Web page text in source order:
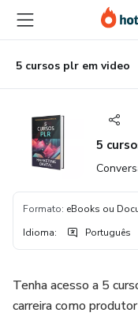
para
conteúdo
principal
para
pagamento
para
rodapé5 cursos plr em video
5
Formato: eBooks ou
Idioma: Português
Tenha acesso a 5
carreira como